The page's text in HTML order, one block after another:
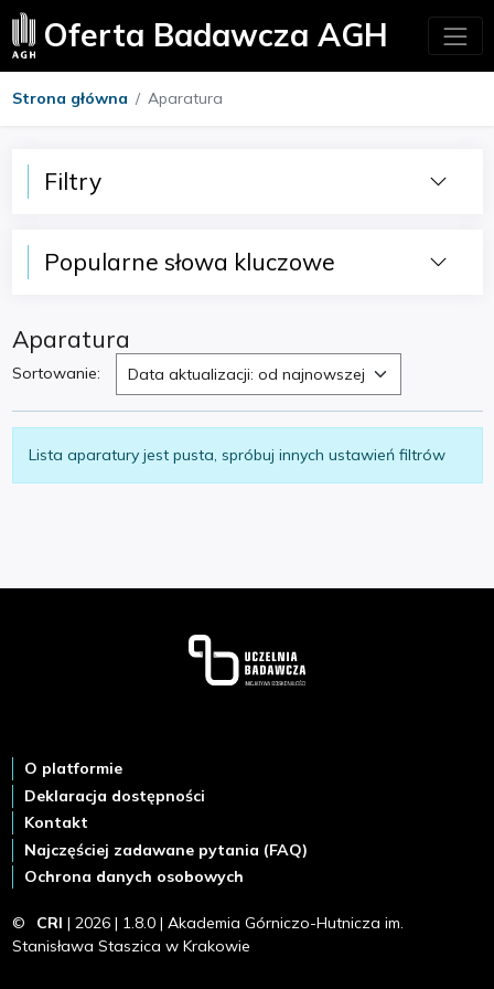
Oferta Badawcza AGH
Strona główna Aparatura
Filtry
Popularne słowa kluczowe
Aparatura
Sortowanie: Data aktualizacji: od najnowszej
Lista aparatury jest pusta, spróbuj innych ustawień filtrów
O platformie
Deklaracja dostępności
Kontakt
Najczęściej zadawane pytania (FAQ)
Ochrona danych osobowych
© CRI | 2026 | 1.8.0 | Akademia Górniczo-Hutnicza im.
Stanisława Staszica w Krakowie